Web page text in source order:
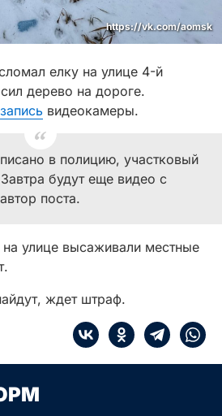
https://vk.com/aomsk
елку на улице 4-й
дерево на дороге.
запись видеокамеры.
в полицию, участковый
будут еще видео с
поста.
улице высаживали местные
ждет штраф.